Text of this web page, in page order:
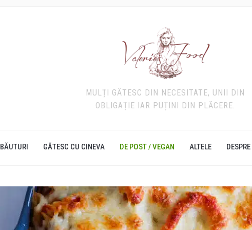
MULȚI GĂTESC DIN NECESITATE, UNII DIN
OBLIGAȚIE IAR PUȚINI DIN PLĂCERE.
BĂUTURI GĂTESC CU CINEVA DE POST / VEGAN ALTELE DESPRE